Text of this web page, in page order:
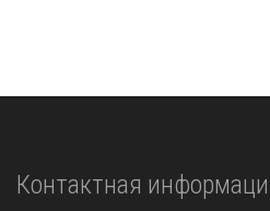
Контактная